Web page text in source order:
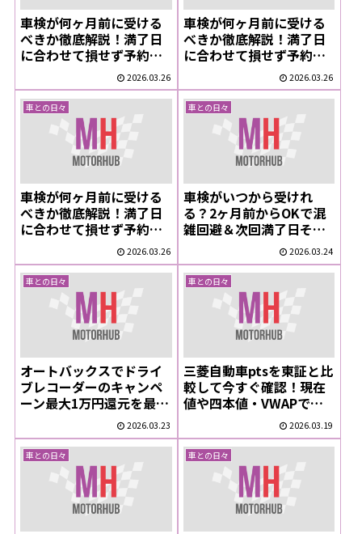
車検が何ヶ月前に受ける
べきか徹底解説！満了日
に合わせて損せず予約・
2026.03.26
車検が何ヶ月前に受ける
べきか徹底解説！満了日
に合わせて損せず予約・
2026.03.26
車との日々
車検が何ヶ月前に受ける
べきか徹底解説！満了日
に合わせて損せず予約・
2026.03.26
車との日々
車検がいつから受けれ
る？2ヶ月前からOKで混
雑回避＆次回満了日その
2026.03.24
車との日々
オートバックスでドライ
ブレコーダーのキャンペ
ーン最大1万円還元を最速
解説！ユーザー必見のお
得情報
2026.03.23
車との日々
三菱自動車ptsを東証と比
較して今すぐ確認！現在
値や四本値・VWAPで差
益チャンスを見逃すな
2026.03.19
車との日々 車との日々